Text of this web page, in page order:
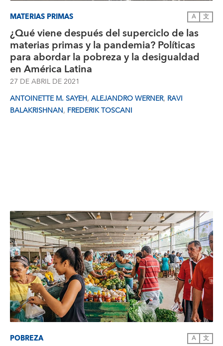
MATERIAS PRIMAS A 文
¿Qué viene después del superciclo de las
materias primas y la pandemia? Políticas
para abordar la pobreza y la desigualdad
en América Latina
27 DE ABRIL DE 2021
ANTOINETTE M. SAYEH, ALEJANDRO WERNER, RAVI
BALAKRISHNAN, FREDERIK TOSCANI
POBREZA A 文